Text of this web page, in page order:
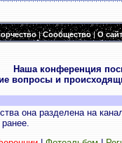
|Сообщество|О
Наша конференция
вопросы и
она разделена на